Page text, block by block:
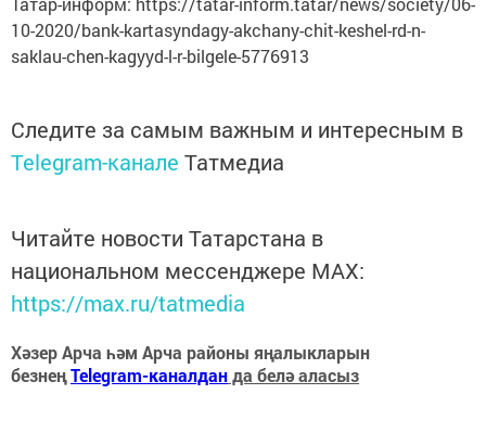
10-2020/bank-kartasyndagy-akchany-chit-keshel-rd-n-
saklau-chen-kagyyd-l-r-bilgele-5776913
Следите за самым важным и интересным в
Telegram-канале Татмедиа
Читайте новости Татарстана в
национальном мессенджере MАХ:
https://max.ru/tatmedia
Хәзер Арча һәм Арча районы яңалыкларын
безнеңTelegram-каналданда белә аласыз